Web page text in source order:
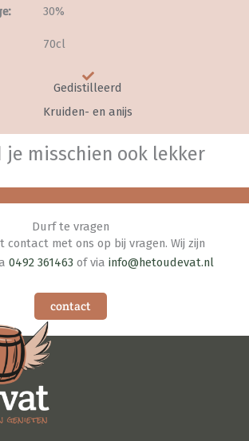
30%
70cl
Gedistilleerd
Kruiden- en anijs
je misschien ook lekker
Durf te vragen
contact met ons op bij vragen. Wij zijn
0492 361463 of via info@hetoudevat.nl
contact